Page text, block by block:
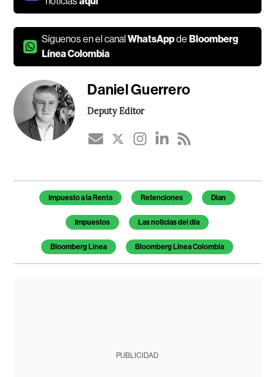
Síguenos en el canalWhatsAppdeBloomberg
Línea Colombia
Daniel Guerrero
Deputy Editor
Temas de este artículo
Impuesto a la Renta Retenciones Dian
Impuestos Las noticias del día
Bloomberg Línea Bloomberg Línea Colombia
PUBLICIDAD